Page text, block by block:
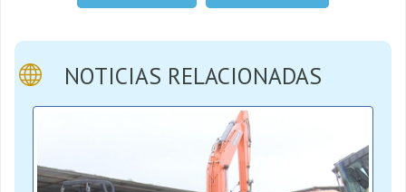
NOTICIAS RELACIONADAS